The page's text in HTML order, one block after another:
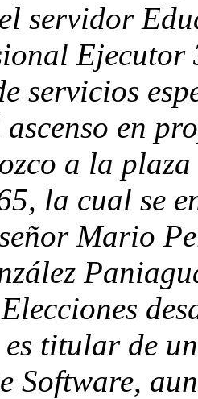
servidor
Ejecutor
servicios
ascenso en
a la
la cual se
Mario
titular de
Software,